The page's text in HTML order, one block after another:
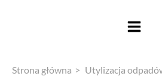
Strona główna
Utylizacja